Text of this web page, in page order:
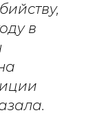
в